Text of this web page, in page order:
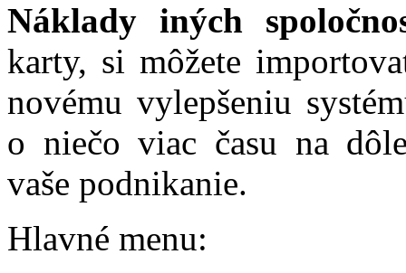
Náklady iných
karty, si môžete
novému vylepšeniu
o niečo viac času na
vaše podnikanie.
Hlavné menu: